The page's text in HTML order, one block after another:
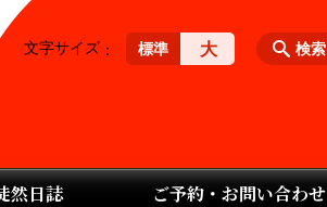
然日誌 ご予約・お問い合わせ
検索
文字サイズ 標準 大